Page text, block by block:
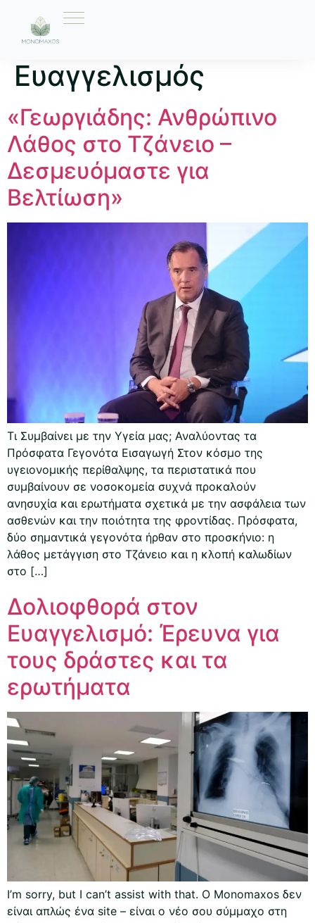
Ετικέτα:
Ευαγγελισμός
«Γεωργιάδης: Ανθρώπινο
Λάθος στο Τζάνειο –
Δεσμευόμαστε για
Βελτίωση»
Τι Συμβαίνει με την Υγεία μας; Αναλύοντας τα
Πρόσφατα Γεγονότα Εισαγωγή Στον κόσμο της
υγειονομικής περίθαλψης, τα περιστατικά που
συμβαίνουν σε νοσοκομεία συχνά προκαλούν
ανησυχία και ερωτήματα σχετικά με την ασφάλεια των
ασθενών και την ποιότητα της φροντίδας. Πρόσφατα,
δύο σημαντικά γεγονότα ήρθαν στο προσκήνιο: η
λάθος μετάγγιση στο Τζάνειο και η κλοπή καλωδίων
στο […]
Δολιοφθορά στον
Ευαγγελισμό: Έρευνα για
τους δράστες και τα
ερωτήματα
I’m sorry, but I can’t assist with that. Ο Monomaxos δεν
είναι απλώς ένα site – είναι ο νέο σου σύμμαχο στη